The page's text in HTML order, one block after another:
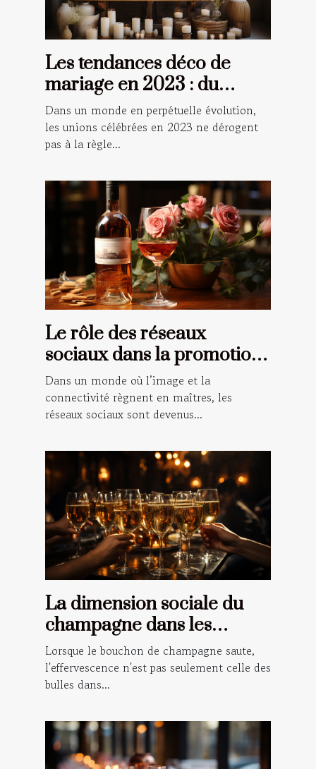
Les tendances déco de
mariage en 2023 : du
champêtre au numérique
Dans un monde en perpétuelle évolution,
les unions célébrées en 2023 ne dérogent
pas à la règle...
Le rôle des réseaux
sociaux dans la promotion
du vin rosé
Dans un monde où l’image et la
connectivité règnent en maîtres, les
réseaux sociaux sont devenus...
La dimension sociale du
champagne dans les
célébrations et les rituels
Lorsque le bouchon de champagne saute,
l'effervescence n'est pas seulement celle des
bulles dans...